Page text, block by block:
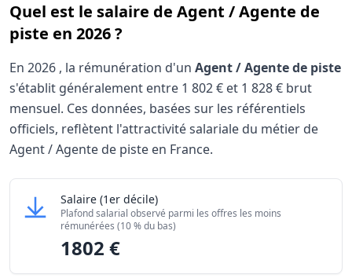
Quel est le salaire de Agent / Agente de
piste en 2026 ?
En 2026 , la rémunération d'un Agent / Agente de piste
s'établit généralement entre 1 802 € et 1 828 € brut
mensuel. Ces données, basées sur les référentiels
officiels, reflètent l'attractivité salariale du métier de
Agent / Agente de piste en France.
Grille salariale Agent / Agente de piste 2026
Niveau de salaire (Déciles)
Salaire minimum (10% les moins rémunérés)
Salaire maximum (10% les mieux rémunérés)
Salaire Agent / Agente de piste
(1er décile)
Plafond salarial observé parmi les offres les moins
rémunérées (10 % du bas)
1802 €